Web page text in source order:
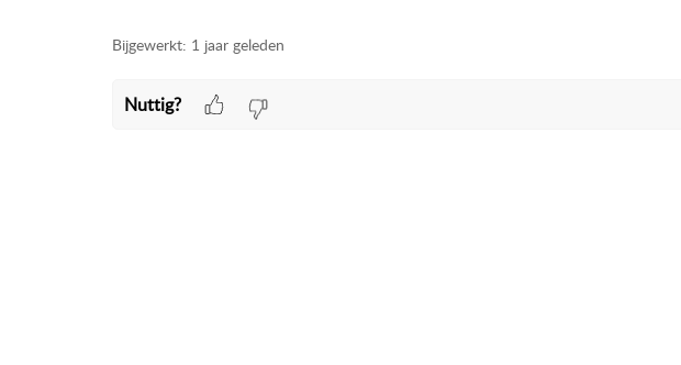
Bijgewerkt: 1 jaar geleden
Nuttig?